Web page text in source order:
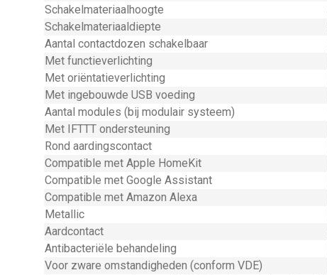
Schakelmateriaalhoogte
Schakelmateriaaldiepte
Aantal contactdozen schakelbaar
Met functieverlichting
Met oriëntatieverlichting
Met ingebouwde USB voeding
Aantal modules (bij modulair systeem)
Met IFTTT ondersteuning
Rond aardingscontact
Compatible met Apple HomeKit
Compatible met Google Assistant
Compatible met Amazon Alexa
Metallic
Aardcontact
Antibacteriële behandeling
Voor zware omstandigheden (conform VDE)